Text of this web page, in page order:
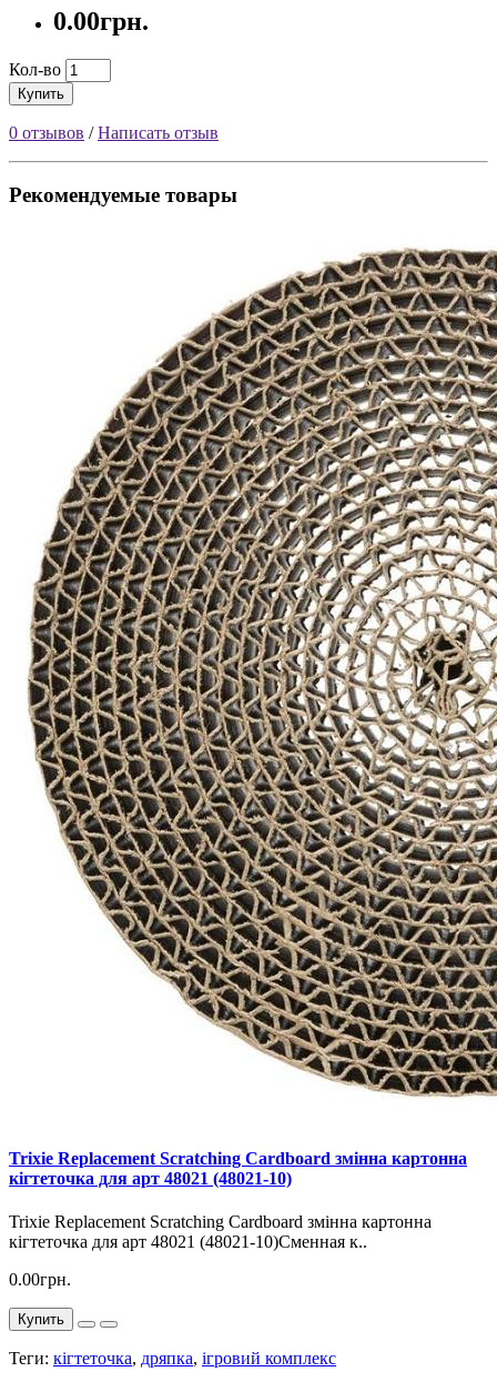
0.00грн.
Кол-во
Купить
0 отзывов /Написать отзыв
Рекомендуемые товары
Trixie Replacement Scratching Cardboard змінна картонна
кігтеточка для арт 48021 (48021-10)
Trixie Replacement Scratching Cardboard змінна картонна
кігтеточка для арт 48021 (48021-10)Сменная к..
0.00грн.
Купить
Теги: кігтеточка, дряпка, ігровий комплекс